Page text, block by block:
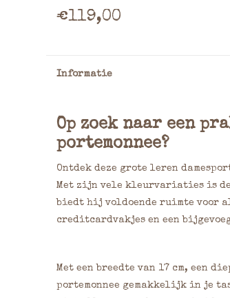
€119,00
Informatie
Op zoek naar een
portemonnee?
Ontdek deze grote leren
Met zijn vele kleurvariaties is
biedt hij voldoende ruimte voor
creditcardvakjes en een
Met een breedte van 17 cm, een
portemonnee gemakkelijk in je